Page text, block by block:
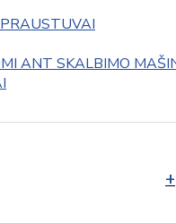
ANT SKALBIMO